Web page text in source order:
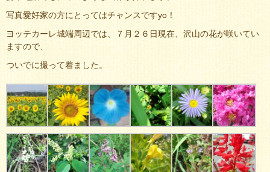
写真愛好家の方にとってはチャンスですyo！
ヨッテカーレ城端周辺では、７月２６日現在、沢山の花が咲いてい
ますので、
ついでに撮って着ました。